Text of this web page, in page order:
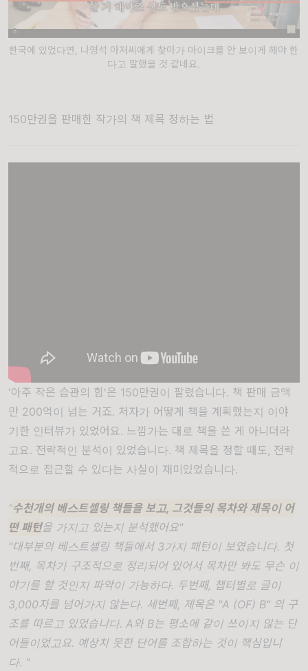
한국에 있었다면, 나영석 아저씨에게 찾아가 마이크를 안 보이게 해야 한
다고 말했을 것 같네요.
150만권을 판매한 작가의 책 제목 정하는 법
'아주 작은 습관의 힘'은 150만권이 팔렸습니다. 책 판매 금액
만 200억이 넘는 거죠. 저자가 어떻게 책을 계획했는지 이야
기한 인터뷰가 있었어요. 느낌가는 대로 책을 쓴 게 아니더라
고요. 전략적인 분석이 있었습니다. 책 제목을 정할 때도, 전략
적으로 접근할 수 있다는 사실이 재미있었습니다.
"수천개의 베스트셀링 책들을 보고, 그것들의 목차와 제목이 어
떤 패턴을 가지고 있는지 분석했어요"
"대부분의 베스트셀링 책들에서 3가지 패턴이 보였습니다. 첫
번째, 목차가 구조적으로 정리되어 있어서 목차만 봐도 무슨 이
야기를 할 것인지 파악이 가능하다. 두번째, 챕터별로 글이
3,000자를 넘어가지 않는다. 세번째, 제목은 "A (OF) B" 의 구
조를 따르고 있었습니다. A와 B는 평소에 같이 쓰이지 않는 단
어들이었고요. 예상치 못한 단어를 조합하는 것이 핵심입니
다. "